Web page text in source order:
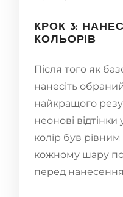
КРОК 3:
КОЛЬОРІВ
Після того як
нанесіть
найкращого
неонові
колір був
кожному шару
перед